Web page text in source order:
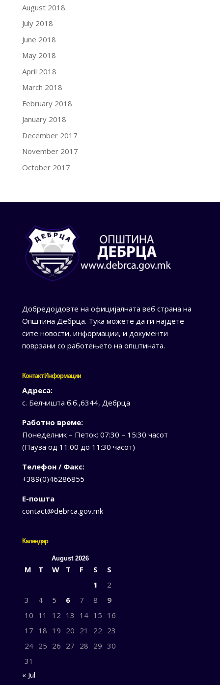
August 2018
July 2018
June 2018
May 2018
April 2018
March 2018
February 2018
January 2018
December 2017
November 2017
October 2017
Добредојдовте на официјалната веб страна на
Општина Дебрца. Тука можете да ги најдете
сите новости, информации, и документи
поврзани со работењето на општината.
Контакт Информации
Адреса:
с. Белчишта б.б.,6344, Дебрца
Работно време:
Понеделник – Петок: 07:30 – 15:30 часот
(Пауза од 11:00 до 11:30 часот)
Телефон / Факс:
+389(0)46286855
Е-пошта
contact@debrca.gov.mk
Календар
August 2026
M T W T F S
S
1
2
3
4 5 6 7 8
9
10 11 12 13 14 15 16
17 18 19 20 21 22 23
24 25 26 27 28 29 30
31
« Jul